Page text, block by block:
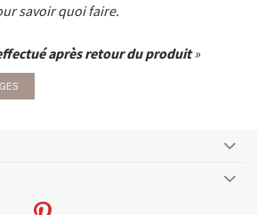
savoir quoi faire.
après retour du produit